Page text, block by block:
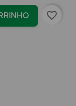
favorite_border